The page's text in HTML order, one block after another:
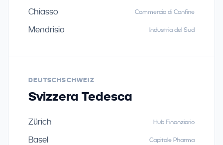
Chiasso Commercio di Confine
Mendrisio Industria del Sud
DEUTSCHSCHWEIZ
Svizzera Tedesca
Zürich Hub Finanziario
Basel Capitale Pharma